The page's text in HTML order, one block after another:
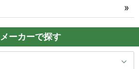
メーカーで探す